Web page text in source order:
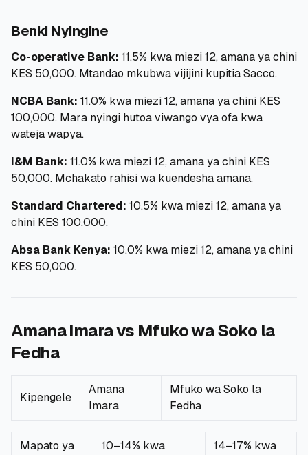
Benki Nyingine
Co-operative Bank: 11.5% kwa miezi 12, amana ya chini
KES 50,000. Mtandao mkubwa vijijini kupitia Sacco.
NCBA Bank: 11.0% kwa miezi 12, amana ya chini KES
100,000. Mara nyingi hutoa viwango vya ofa kwa
wateja wapya.
I&M Bank: 11.0% kwa miezi 12, amana ya chini KES
50,000. Mchakato rahisi wa kuendesha amana.
Standard Chartered: 10.5% kwa miezi 12, amana ya
chini KES 100,000.
Absa Bank Kenya: 10.0% kwa miezi 12, amana ya chini
KES 50,000.
Amana Imara vs Mfuko wa Soko la
Fedha
Kipengele
Amana
Imara
Mfuko wa Soko la
Fedha
Mapato ya
10–14% kwa
14–17% kwa